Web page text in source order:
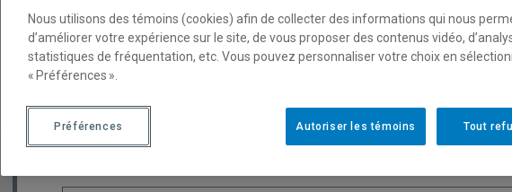
sécurité/santé
Description Horaire - Été 2026 Horaire -
Nous utilisons des témoins (cookies) afin de collecter des informations qui nous
d’améliorer votre expérience sur le site, de vous proposer des contenus vidéo,
statistiques de fréquentation, etc. Vous pouvez personnaliser votre choix en
« Préférences ».
Tout
Autoriser les témoins
Préférences